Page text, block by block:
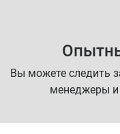
Вы можете следить
менеджеры и